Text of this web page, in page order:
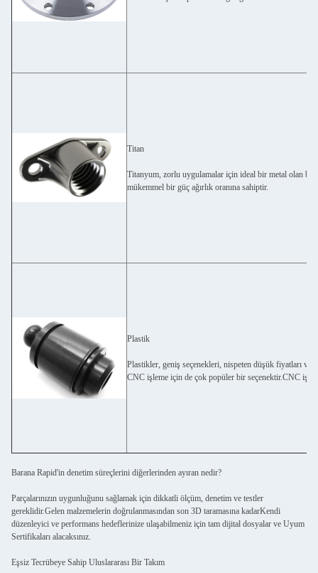
Titan
Titanyum, zorlu uygulamalar için ideal bir metal olan bir
mükemmel bir güç ağırlık oranına sahiptir.
Plastik
Plastikler, geniş seçenekleri, nispeten düşük fiyatları ve
CNC işleme için de çok popüler bir seçenektir.CNC
Barana Rapid'in denetim süreçlerini diğerlerinden ayıran nedir?
Parçalarınızın uygunluğunu sağlamak için dikkatli ölçüm, denetim ve testler
gereklidir.Gelen malzemelerin doğrulanmasından son 3D taramasına kadarKendi
düzenleyici ve performans hedeflerinize ulaşabilmeniz için tam dijital dosyalar ve Uyum
Sertifikaları alacaksınız.
Eşsiz Tecrübeye Sahip Uluslararası Bir Takım